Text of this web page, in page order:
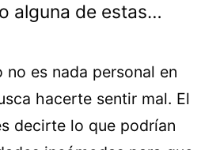
alguna de estas…
no es nada personal en
hacerte sentir mal. El
decirte lo que podrían